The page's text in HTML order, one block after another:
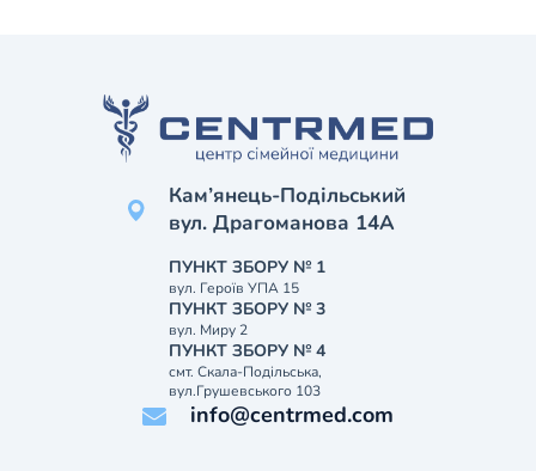
Кам’янець-Подільський
вул. Драгоманова 14А
ПУНКТ ЗБОРУ № 1
вул. Героїв УПА 15
ПУНКТ ЗБОРУ № 3
вул. Миру 2
ПУНКТ ЗБОРУ № 4
смт. Скала-Подільська,
вул.Грушевського 103
info@centrmed.com